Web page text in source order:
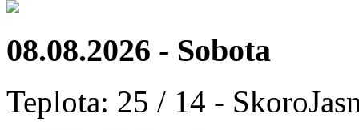
08.08.2026 - Sobota
Teplota: 25 / 14 -